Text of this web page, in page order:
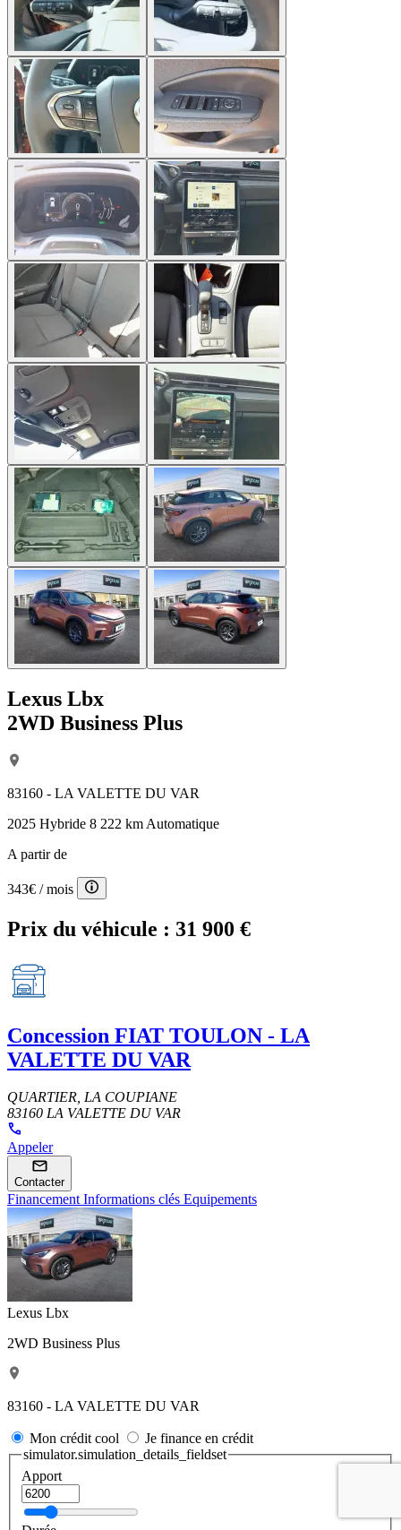
Lexus Lbx
2WD Business Plus
83160 - LA VALETTE DU VAR
2025 Hybride 8 222 km Automatique
A partir de
343€ / mois
Prix du véhicule : 31 900 €
Concession FIAT TOULON - LA
VALETTE DU VAR
QUARTIER, LA COUPIANE
83160 LA VALETTE DU VAR
Appeler
Contacter
FinancementInformations clés Equipements
Lexus Lbx
2WD Business Plus
83160 - LA VALETTE DU VAR
Mon crédit cool
Je finance en crédit
simulator.simulation_details_fieldset
Apport